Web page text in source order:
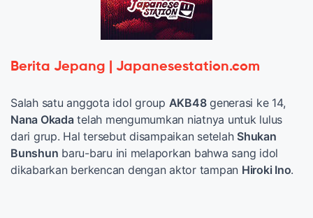
Berita Jepang | Japanesestation.com
Salah satu anggota idol group AKB48generasi ke 14,
Nana Okadatelah mengumumkan niatnya untuk lulus
dari grup. Hal tersebut disampaikan setelah Shukan
Bunshun baru-baru ini melaporkan bahwa sang idol
dikabarkan berkencan dengan aktor tampan Hiroki Ino.